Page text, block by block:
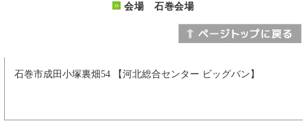
会場 石巻会場
石巻市成田小塚裏畑54 【河北総合センター ビッグバン】